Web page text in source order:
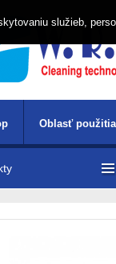
Oblasť použitia
služieb,